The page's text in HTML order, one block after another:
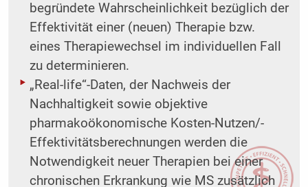
begründete Wahrscheinlichkeit bezüglich der
Effektivität einer (neuen) Therapie bzw.
eines Therapiewechsel im individuellen Fall
zu determinieren.
„Real-life“-Daten, der Nachweis der
Nachhaltigkeit sowie objektive
pharmakoökonomische Kosten-Nutzen/-
Effektivitätsberechnungen werden die
Notwendigkeit neuer Therapien bei einer
chronischen Erkrankung wie MS zusätzlich